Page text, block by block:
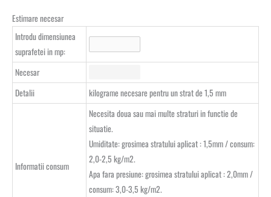
Estimare necesar
Introdu dimensiunea
suprafetei in mp:
Necesar
Detalii
kilograme necesare pentru un strat de 1,5 mm
Informatii consum
Necesita doua sau mai multe straturi in functie de
situatie.
Umiditate: grosimea stratului aplicat : 1,5mm / consum:
2,0-2,5 kg/m2.
Apa fara presiune: grosimea stratului aplicat : 2,0mm /
consum: 3,0-3,5 kg/m2.